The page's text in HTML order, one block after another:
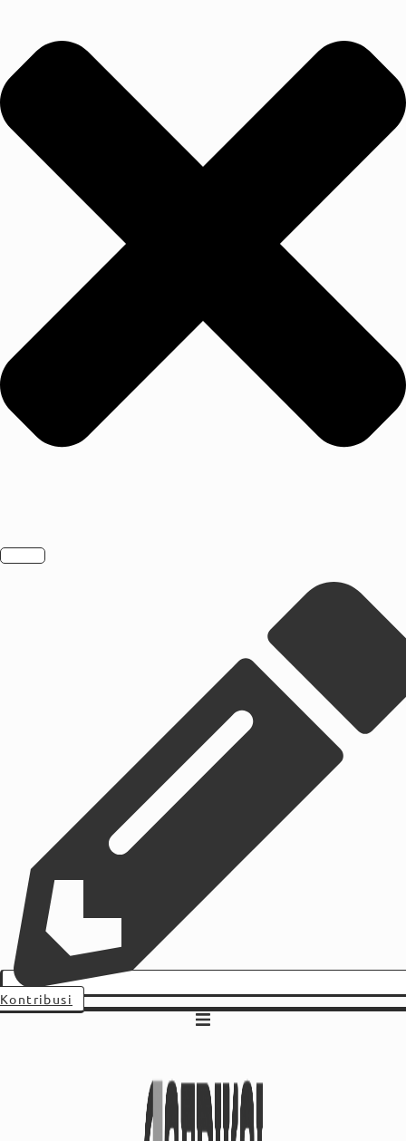
Kontribusi